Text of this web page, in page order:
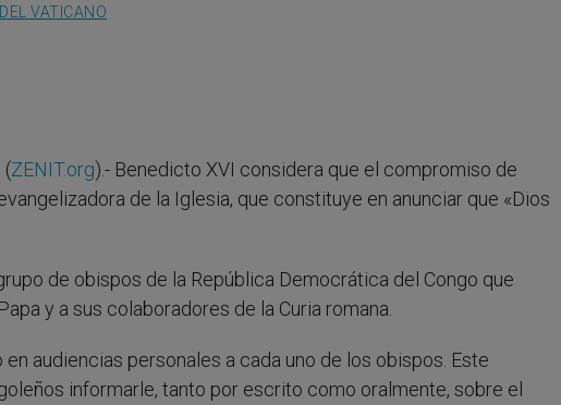
VATICANO
(ZENIT.org).- Benedicto XVI considera que el compromiso de
de la Iglesia, que constituye en anunciar que «Dios
de obispos de la República Democrática del Congo que
y a sus colaboradores de la Curia romana.
audiencias personales a cada uno de los obispos. Este
informarle, tanto por escrito como oralmente, sobre el